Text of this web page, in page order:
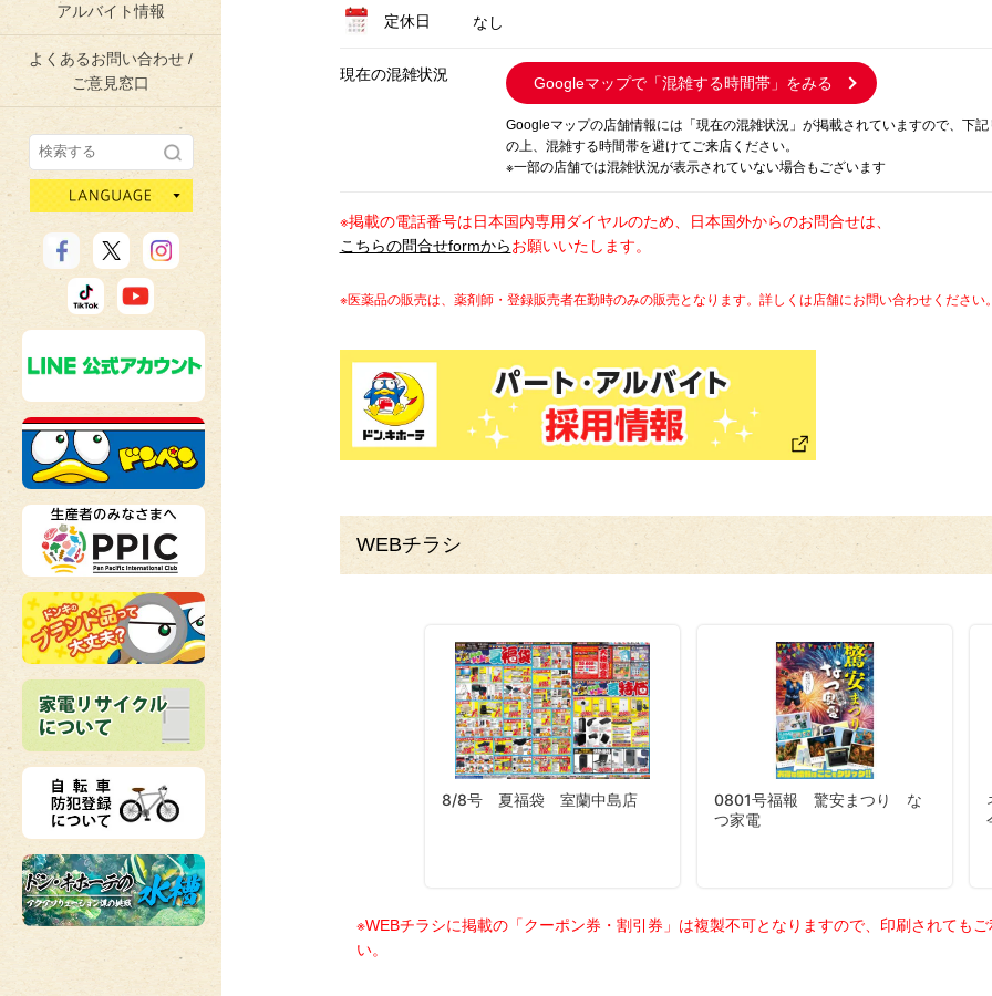
アルバイト情報
よくあるお問い合わせ /
ご意見窓口
定休日 なし
現在の混雑状況 Googleマップで「混雑する時間帯」をみる
Googleマップの店舗情報には「現在の混雑状況」が掲載されていますので、下
の上、混雑する時間帯を避けてご来店ください。
※一部の店舗では混雑状況が表示されていない場合もございます
※掲載の電話番号は日本国内専用ダイヤルのため、日本国外からのお問合せは、
こちらの問合せformからお願いいたします。
※医薬品の販売は、薬剤師・登録販売者在勤時のみの販売となります。詳しくは店舗にお問い合わせください
WEBチラシ
※WEBチラシに掲載の「クーポン券・割引券」は複製不可となりますので、印刷されても
い。